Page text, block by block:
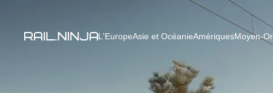
L'EuropeAsie et OcéanieAmériquesMoyen-